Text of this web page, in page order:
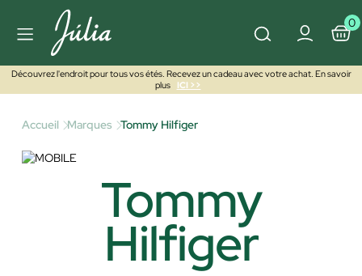
0
Découvrez l'endroit pour tous vos étés. Recevez un cadeau avec votre achat. En savoir
plus
ICI >>
Accueil Marques Tommy Hilfiger
Tommy
Hilfiger